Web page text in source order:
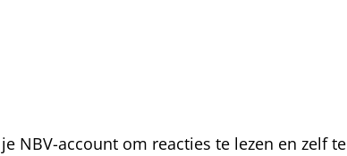
NBV-account om reacties te lezen en zelf te